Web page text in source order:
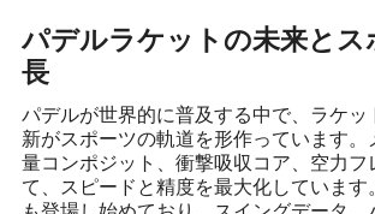
パデルラケットの未来とス
長
パデルが世界的に普及する中で、ラケ
新がスポーツの軌道を形作っています。
量コンポジット、衝撃吸収コア、空力フ
て、スピードと精度を最大化していま